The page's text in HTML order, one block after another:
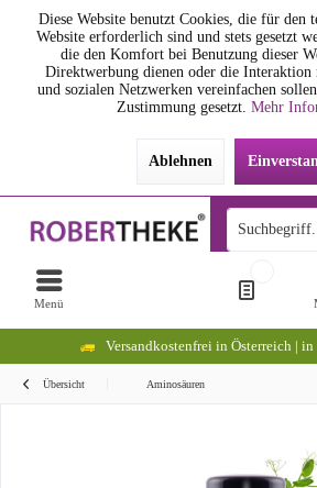
Diese Website benutzt Cookies, die für den
Website erforderlich sind und stets gesetzt
die den Komfort bei Benutzung dieser
Direktwerbung dienen oder die Interaktion
und sozialen Netzwerken vereinfachen
Zustimmung gesetzt. Mehr
Ablehnen
Versandkostenfrei in Österreich | in
Menü
Übersicht Aminosäuren